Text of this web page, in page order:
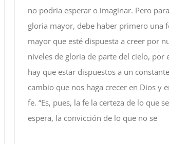
no podría esperar o imaginar. Pero
gloria mayor, debe haber primero una
mayor que esté dispuesta a creer por
niveles de gloria de parte del cielo, por
hay que estar dispuestos a un constante
cambio que nos haga crecer en Dios y
fe. “Es, pues, la fe la certeza de lo que se
espera, la convicción de lo que no se